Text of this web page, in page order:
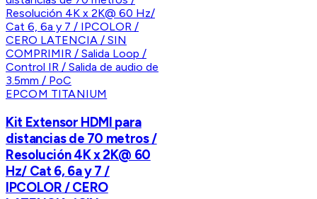
EPCOM TITANIUM
Kit Extensor HDMI para
distancias de 70 metros /
Resolución 4K x 2K@ 60
Hz/ Cat 6, 6a y 7 /
IPCOLOR / CERO